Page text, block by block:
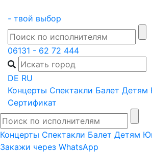
content
- твой выбор
06131 - 62 72 444
DE RU
Концерты Спектакли Балет Детям
Сертификат
Концерты Спектакли Балет Детям
Закажи через WhatsApp